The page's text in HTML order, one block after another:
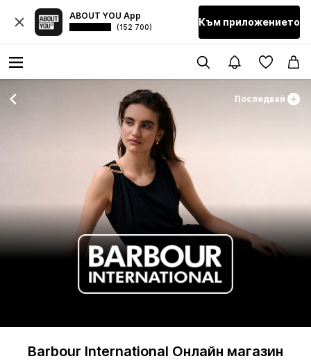
ABOUT YOU App
(152 700) Към приложението
Последвай
Barbour International Онлайн магазин